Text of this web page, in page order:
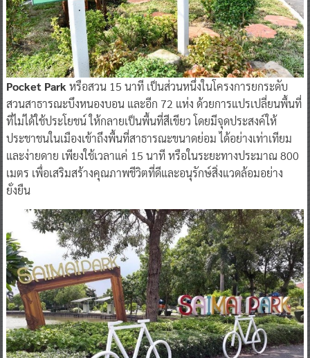
Pocket Park หรือสวน 15 นาที เป็นส่วนหนึ่งในโครงการยกระดับ
สวนสาธารณะบึงหนองบอน และอีก 72 แห่ง ด้วยการแปรเปลี่ยนพื้นที่
ที่ไม่ได้ใช้ประโยชน์ ให้กลายเป็นพื้นที่สีเขียว โดยมีจุดประสงค์ให้
ประชาชนในเมืองเข้าถึงพื้นที่สาธารณะขนาดย่อม ได้อย่างเท่าเทียม
และง่ายดาย เพียงใช้เวลาแค่ 15 นาที หรือในระยะทางประมาณ 800
เมตร เพื่อเสริมสร้างคุณภาพชีวิตที่ดีและอนุรักษ์สิ่งแวดล้อมอย่าง
ยั่งยืน